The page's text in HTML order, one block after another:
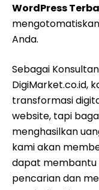
WordPress
Anda.
Sebagai
DigiMarket.co.id,
transformasi
website, tapi
menghasilkan
kami akan
dapat membantu
pencarian dan